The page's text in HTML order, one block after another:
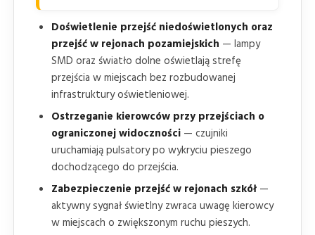
Doświetlenie przejść niedoświetlonych oraz
przejść w rejonach pozamiejskich — lampy
SMD oraz światło dolne oświetlają strefę
przejścia w miejscach bez rozbudowanej
infrastruktury oświetleniowej.
Ostrzeganie kierowców przy przejściach o
ograniczonej widoczności — czujniki
uruchamiają pulsatory po wykryciu pieszego
dochodzącego do przejścia.
Zabezpieczenie przejść w rejonach szkół —
aktywny sygnał świetlny zwraca uwagę kierowcy
w miejscach o zwiększonym ruchu pieszych.